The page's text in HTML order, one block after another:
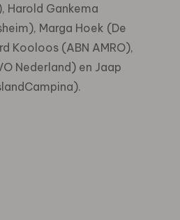
Harold Gankema
Marga Hoek (De
Kooloos (ABN AMRO),
Nederland) en Jaap